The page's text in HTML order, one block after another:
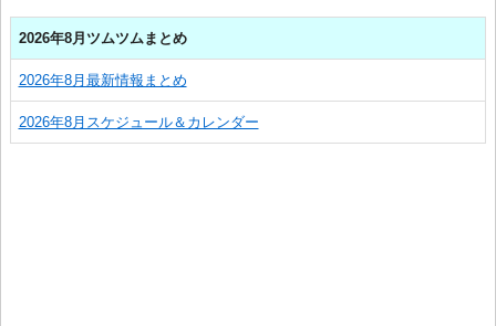
2026年8月ツムツムまとめ
2026年8月最新情報まとめ
2026年8月スケジュール＆カレンダー